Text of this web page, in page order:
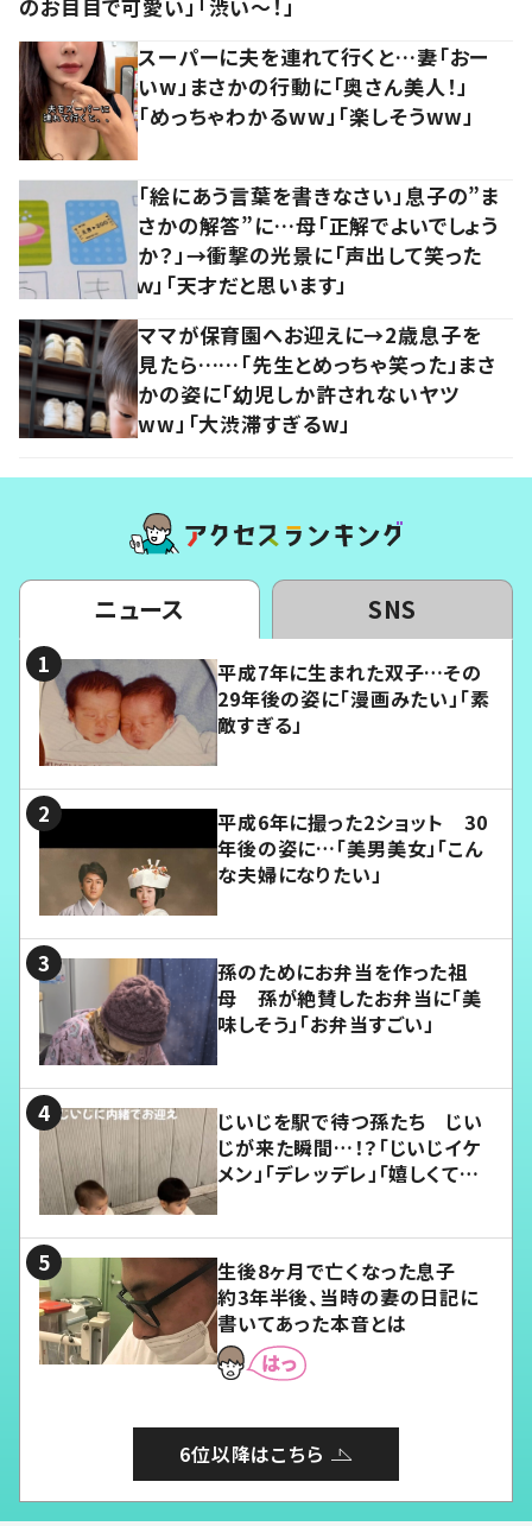
のお目目で可愛い」「渋い～！」
スーパーに夫を連れて行くと…妻「おー
いw」まさかの行動に「奥さん美人！」
「めっちゃわかるww」「楽しそうww」
「絵にあう言葉を書きなさい」息子の”ま
さかの解答”に…母「正解でよいでしょう
か？」→衝撃の光景に「声出して笑った
ｗ」「天才だと思います」
ママが保育園へお迎えに→2歳息子を
見たら……「先生とめっちゃ笑った」まさ
かの姿に「幼児しか許されないヤツ
ww」「大渋滞すぎるw」
ニュース SNS
平成7年に生まれた双子…その
29年後の姿に「漫画みたい」「素
敵すぎる」
平成6年に撮った2ショット 30
年後の姿に…「美男美女」「こん
な夫婦になりたい」
孫のためにお弁当を作った祖
母 孫が絶賛したお弁当に「美
味しそう」「お弁当すごい」
じいじを駅で待つ孫たち じい
じが来た瞬間…！？「じいじイケ
メン」「デレッデレ」「嬉しくて可
生後8ヶ月で亡くなった息子
約3年半後、当時の妻の日記に
書いてあった本音とは
6位以降はこちら